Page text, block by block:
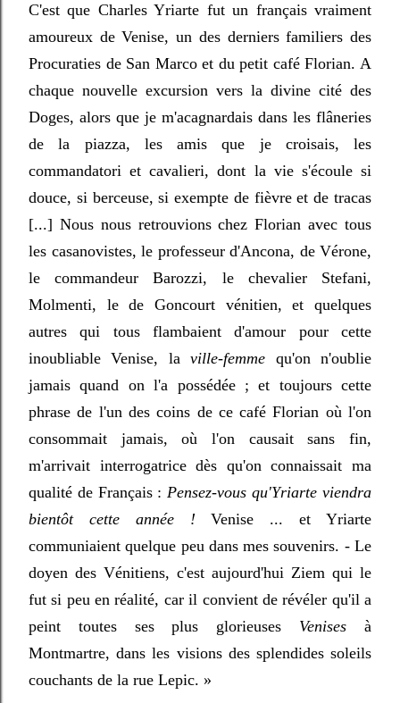
C'est que Charles Yriarte fut un français vraiment
amoureux de Venise, un des derniers familiers des
Procuraties de San Marco et du petit café Florian. A
chaque nouvelle excursion vers la divine cité des
Doges, alors que je m'acagnardais dans les flâneries
de la piazza, les amis que je croisais, les
commandatori et cavalieri, dont la vie s'écoule si
douce, si berceuse, si exempte de fièvre et de tracas
[...] Nous nous retrouvions chez Florian avec tous
les casanovistes, le professeur d'Ancona, de Vérone,
le commandeur Barozzi, le chevalier Stefani,
Molmenti, le de Goncourt vénitien, et quelques
autres qui tous flambaient d'amour pour cette
inoubliable Venise, laville-femme qu'on n'oublie
jamais quand on l'a possédée ; et toujours cette
phrase de l'un des coins de ce café Florian où l'on
consommait jamais, où l'on causait sans fin,
m'arrivait interrogatrice dès qu'on connaissait ma
qualité de Français :Pensez-vous qu'Yriarte viendra
bientôt cette année ! Venise ... et Yriarte
communiaient quelque peu dans mes souvenirs. - Le
doyen des Vénitiens, c'est aujourd'hui Ziem qui le
fut si peu en réalité, car il convient de révéler qu'il a
peint toutes ses plus glorieuses Venises à
Montmartre, dans les visions des splendides soleils
couchants de la rue Lepic. »